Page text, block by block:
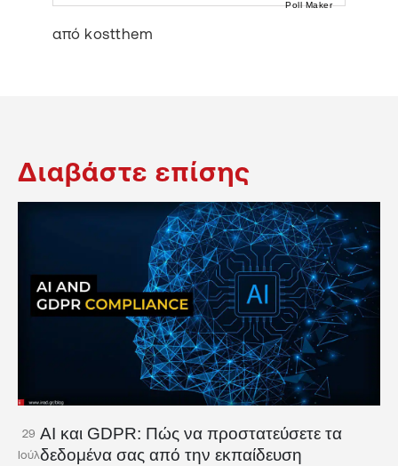
Poll Maker
από kostthem
Διαβάστε επίσης
29
Ιούλ
AI και GDPR: Πώς να προστατεύσετε τα
δεδομένα σας από την εκπαίδευση